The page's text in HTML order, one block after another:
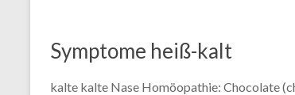
Symptome heiß-kalt
kalte kalte Nase Homöopathie: Chocolate